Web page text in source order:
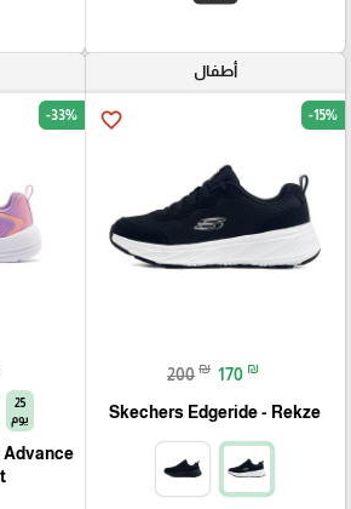
أطفال
favorite_border -15%
200 ₪ 170 ₪
Skechers Edgeride - Rekze‏
-33%
25
يوم